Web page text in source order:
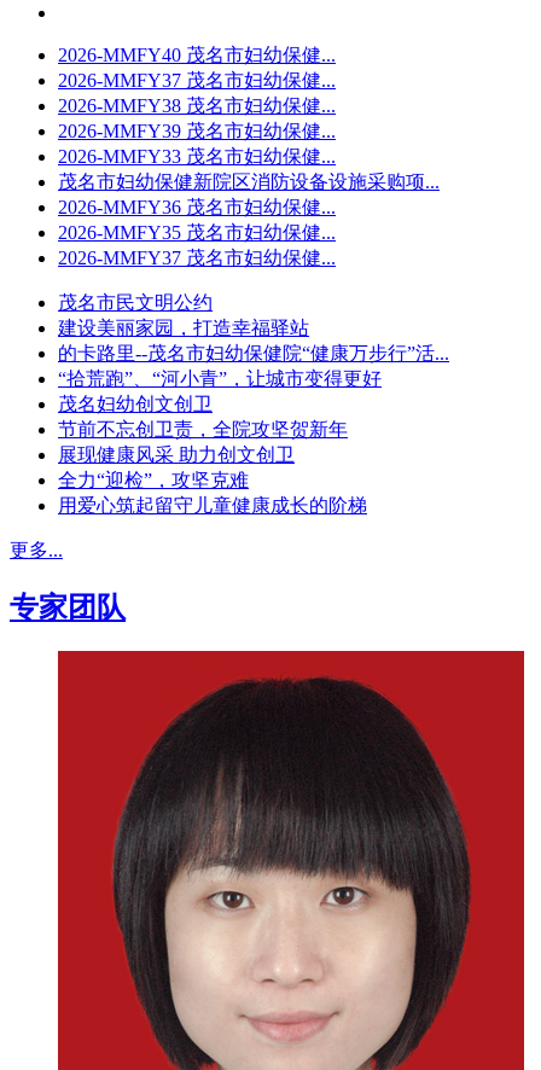
2026-MMFY40 茂名市妇幼保健...
2026-MMFY37 茂名市妇幼保健...
2026-MMFY38 茂名市妇幼保健...
2026-MMFY39 茂名市妇幼保健...
2026-MMFY33 茂名市妇幼保健...
茂名市妇幼保健新院区消防设备设施采购项...
2026-MMFY36 茂名市妇幼保健...
2026-MMFY35 茂名市妇幼保健...
2026-MMFY37 茂名市妇幼保健...
茂名市民文明公约
建设美丽家园，打造幸福驿站
的卡路里--茂名市妇幼保健院“健康万步行”活...
“拾荒跑”、“河小青”，让城市变得更好
茂名妇幼创文创卫
节前不忘创卫责，全院攻坚贺新年
展现健康风采 助力创文创卫
全力“迎检”，攻坚克难
用爱心筑起留守儿童健康成长的阶梯
更多...
专家团队